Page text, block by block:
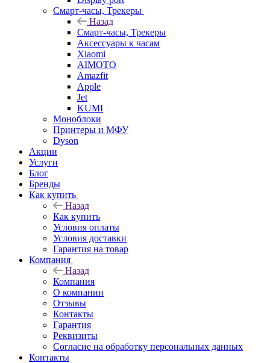
Смарт-часы, Трекеры
Назад
Смарт-часы, Трекеры
Аксессуары к часам
Xiaomi
AIMOTO
Amazfit
Apple
Jet
KUMI
Моноблоки
Принтеры и МФУ
Dyson
Акции
Услуги
Блог
Бренды
Как купить
Назад
Как купить
Условия оплаты
Условия доставки
Гарантия на товар
Компания
Назад
Компания
О компании
Отзывы
Контакты
Гарантия
Реквизиты
Согласие на обработку персональных данных
Контакты